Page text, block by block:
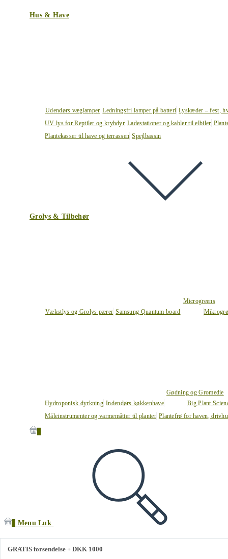
Hus & Have
Udendørs væglamper Ledningsfri lamper på batteri Lyskæder – fest,
UV lys for Reptiler og krybdyr Ladestationer og kabler til elbiler
Plantekasser til have og terrassen Spejlbassin
Grolys & Tilbehør
Vækstlys og Grolys pærer Samsung Quantum board
Microgreens
Hydroponisk dyrkning Indendørs køkkenhave
Gødning og Gromedie
Big Plant
Måleinstrumenter og varmemåtter til planter Plantefrø for haven,
Menu Luk
GRATIS forsendelse + DKK 1000